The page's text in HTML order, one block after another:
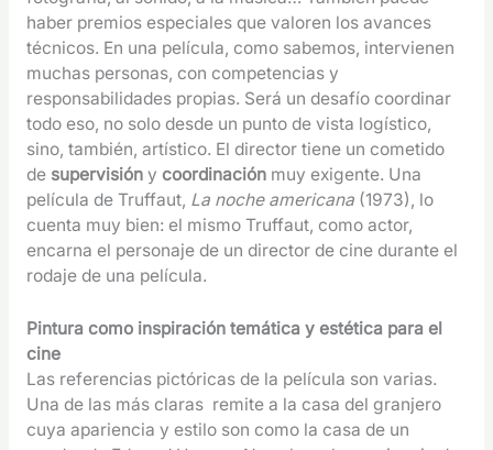
haber premios especiales que valoren los avances
técnicos. En una película, como sabemos, intervienen
muchas personas, con competencias y
responsabilidades propias. Será un desafío coordinar
todo eso, no solo desde un punto de vista logístico,
sino, también, artístico. El director tiene un cometido
de supervisión y coordinación muy exigente. Una
película de Truffaut, La noche americana(1973), lo
cuenta muy bien: el mismo Truffaut, como actor,
encarna el personaje de un director de cine durante el
rodaje de una película.
Pintura como inspiración temática y estética para el
cine
Las referencias pictóricas de la película son varias.
Una de las más claras remite a la casa del granjero
cuya apariencia y estilo son como la casa de un